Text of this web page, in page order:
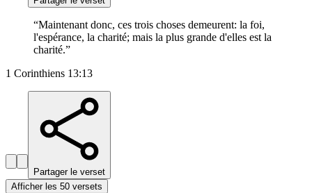
“Maintenant donc, ces trois choses demeurent: la foi,
l'espérance, la charité; mais la plus grande d'elles est la
charité.”
1 Corinthiens 13:13
Partager le verset
Afficher les 50 versets